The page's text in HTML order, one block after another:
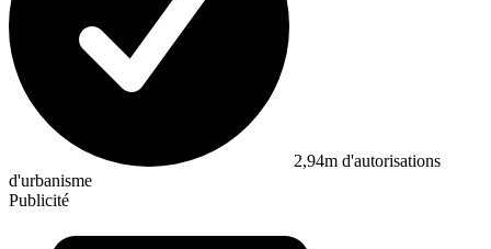
2,94m d'autorisations
d'urbanisme
Publicité